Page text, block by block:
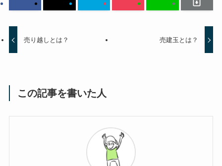
売り越しとは？ 売建玉とは？
この記事を書いた人